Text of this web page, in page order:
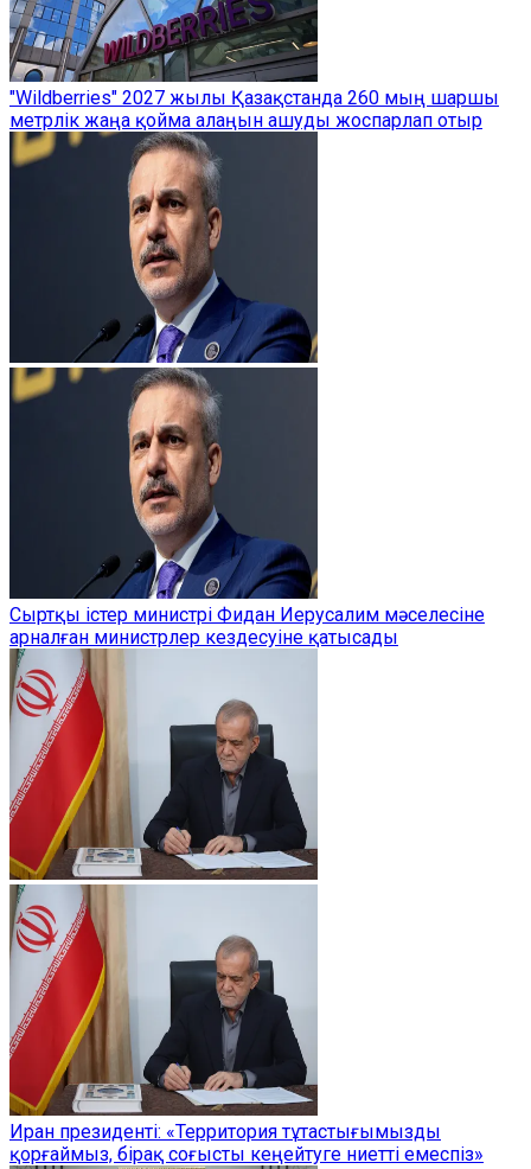
"Wildberries" 2027 жылы Қазақстанда 260 мың шаршы
метрлік жаңа қойма алаңын ашуды жоспарлап отыр
Сыртқы істер министрі Фидан Иерусалим мәселесіне
арналған министрлер кездесуіне қатысады
Иран президенті: «Территория тұтастығымызды
қорғаймыз, бірақ соғысты кеңейтуге ниетті емеспіз»